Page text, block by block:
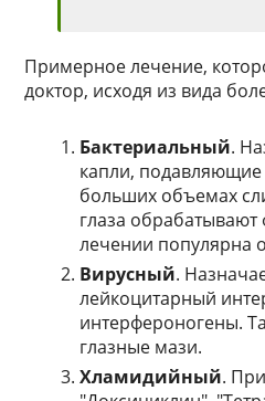
Примерное лечение,
доктор, исходя из вида
Бактериальный.
капли, подавляющие
больших объемах
глаза
лечении популярна
Вирусный.
лейкоцитарный
интерфероногены.
глазные мази.
Хламидийный.